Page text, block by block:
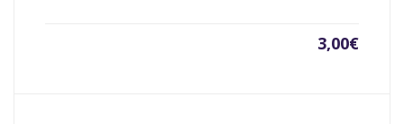
3,00€